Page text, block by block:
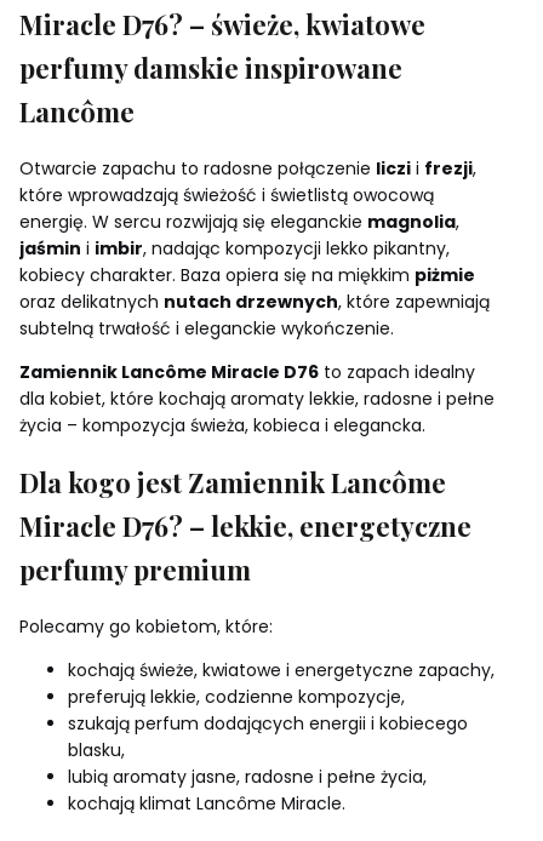
Miracle D76? – świeże, kwiatowe
perfumy damskie inspirowane
Lancôme
Otwarcie zapachu to radosne połączenie liczi i frezji,
które wprowadzają świeżość i świetlistą owocową
energię. W sercu rozwijają się eleganckie magnolia,
jaśmin i imbir, nadając kompozycji lekko pikantny,
kobiecy charakter. Baza opiera się na miękkim piżmie
oraz delikatnych nutach drzewnych, które zapewniają
subtelną trwałość i eleganckie wykończenie.
Zamiennik Lancôme Miracle D76 to zapach idealny
dla kobiet, które kochają aromaty lekkie, radosne i pełne
życia – kompozycja świeża, kobieca i elegancka.
Dla kogo jest Zamiennik Lancôme
Miracle D76? – lekkie, energetyczne
perfumy premium
Polecamy go kobietom, które:
kochają świeże, kwiatowe i energetyczne zapachy,
preferują lekkie, codzienne kompozycje,
szukają perfum dodających energii i kobiecego
blasku,
lubią aromaty jasne, radosne i pełne życia,
kochają klimat Lancôme Miracle.